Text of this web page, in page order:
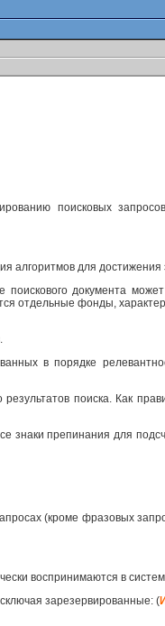
поисковых
алгоритмов для достижения
документа
отдельные фонды,
в порядке
поиска. Как
препинания для
(кроме фразовых
воспринимаются в
зарезервированные: (